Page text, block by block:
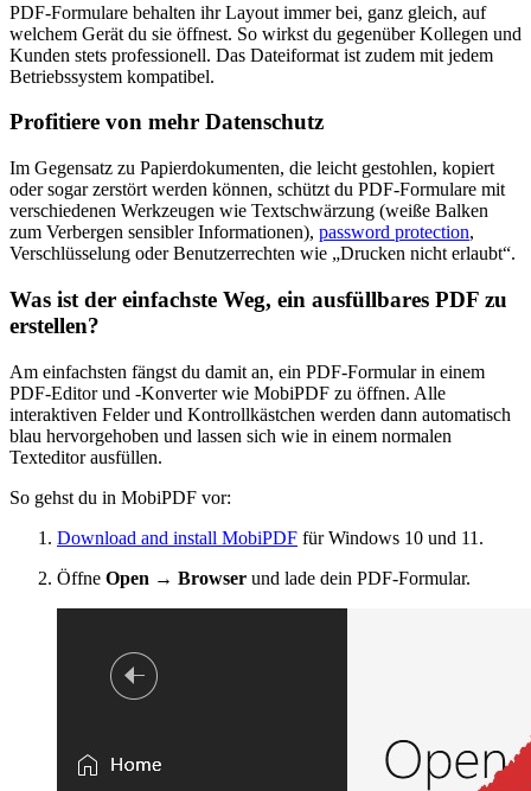
PDF-Formulare behalten ihr Layout immer bei, ganz gleich, auf
welchem Gerät du sie öffnest. So wirkst du gegenüber Kollegen und
Kunden stets professionell. Das Dateiformat ist zudem mit jedem
Betriebssystem kompatibel.
Profitiere von mehr Datenschutz
Im Gegensatz zu Papierdokumenten, die leicht gestohlen, kopiert
oder sogar zerstört werden können, schützt du PDF-Formulare mit
verschiedenen Werkzeugen wie Textschwärzung (weiße Balken
zum Verbergen sensibler Informationen), password protection,
Verschlüsselung oder Benutzerrechten wie „Drucken nicht erlaubt“.
Was ist der einfachste Weg, ein ausfüllbares PDF zu
erstellen?
Am einfachsten fängst du damit an, ein PDF-Formular in einem
PDF-Editor und -Konverter wie MobiPDF zu öffnen. Alle
interaktiven Felder und Kontrollkästchen werden dann automatisch
blau hervorgehoben und lassen sich wie in einem normalen
Texteditor ausfüllen.
So gehst du in MobiPDF vor:
Download and install MobiPDF für Windows 10 und 11.
Öffne Open → Browser und lade dein PDF-Formular.